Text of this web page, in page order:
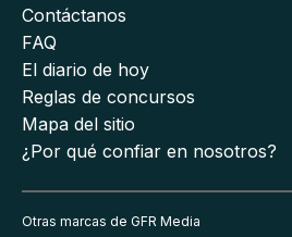
Contáctanos
FAQ
El diario de hoy
Reglas de concursos
Mapa del sitio
¿Por qué confiar en nosotros?
Otras marcas de GFR Media